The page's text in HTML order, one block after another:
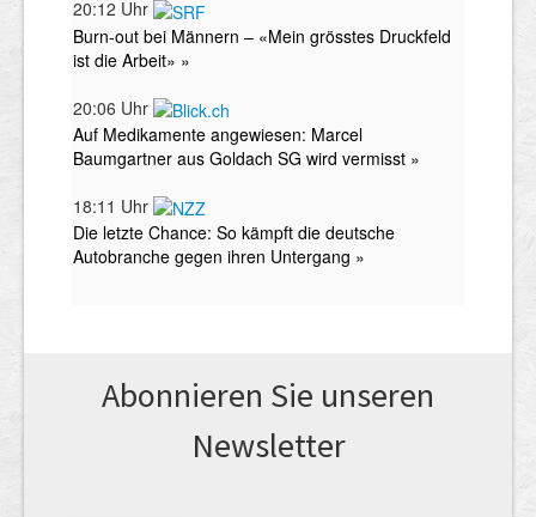
Abonnieren Sie unseren
News­letter